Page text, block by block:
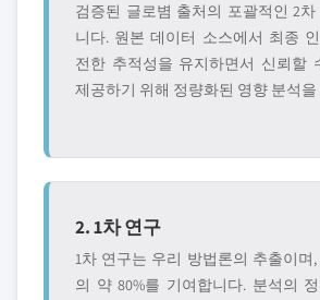
검증된 글로볌 출처의 포괄적인 2
니다. 원본 데이터 소스에서 최종
전한 추적성을 유지하면서 신뢰할
제공하기 위해 정량화된 영향 분석
2. 1차 연구
1차 연구는 우리 방법론의 추출이며
의 약 80%를 기여합니다. 분석의